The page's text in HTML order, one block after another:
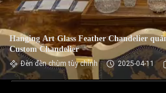
Hanging Art Glass Feather Chandelier
Custom Chandelier
Đèn đèn chùm tùy chỉnh 2025-04-11